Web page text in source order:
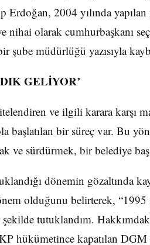
Erdoğan, 2004 yılında
nihai olarak cumhurbaşkanı
şube müdürlüğü yazısıyla
GELİYOR’
ve ilgili karara karşı
başlatılan bir süreç var. Bu
ve sürdürmek, bir belediye
dönemin gözaltında
olduğunu belirterek, “1995
tutuklandım.
hükümetince kapatılan